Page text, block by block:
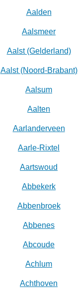
Aalden
Aalsmeer
Aalst (Gelderland)
Aalst (Noord-Brabant)
Aalsum
Aalten
Aarlanderveen
Aarle-Rixtel
Aartswoud
Abbekerk
Abbenbroek
Abbenes
Abcoude
Achlum
Achthoven